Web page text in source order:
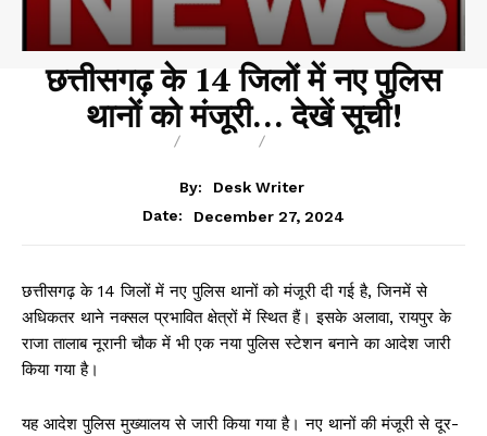
छत्तीसगढ़ के 14 जिलों में नए पुलिस
थानों को मंजूरी… देखें सूची!
By:
Desk Writer
Date:
December 27, 2024
छत्तीसगढ़ के 14 जिलों में नए पुलिस थानों को मंजूरी दी गई है, जिनमें से
अधिकतर थाने नक्सल प्रभावित क्षेत्रों में स्थित हैं। इसके अलावा, रायपुर के
राजा तालाब नूरानी चौक में भी एक नया पुलिस स्टेशन बनाने का आदेश जारी
किया गया है।
यह आदेश पुलिस मुख्यालय से जारी किया गया है। नए थानों की मंजूरी से दूर-